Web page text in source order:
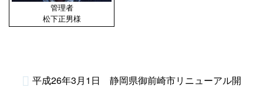
管理者
松下正男様
平成26年3月1日 静岡県御前崎市リニューアル開